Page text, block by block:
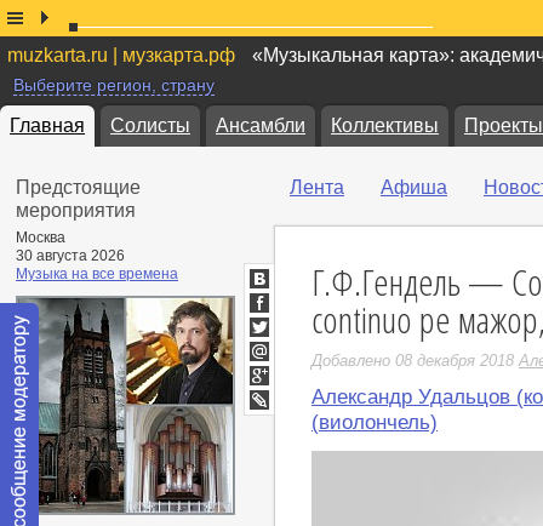
muzkarta.ru | музкарта.рф «Музыкальная карта»:
Выберите регион, страну
Главная Солисты Ансамбли Коллективы Проекты
Предстоящие
мероприятия
Москва
30 августа 2026
Музыка на все времена
Лента Афиша
Г.Ф.Гендель —
continuo ре
Добавлено 08 декабря 2018
Александр Удальцов
(виолончель)
ВКонтакте
Facebook
Twitter
Мой
Мир
Google+
LiveJournal